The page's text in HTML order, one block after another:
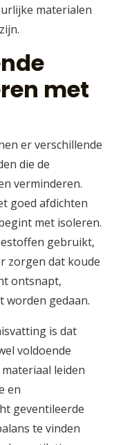
materialen
met
er verschillende
die de
verminderen.
goed afdichten
met isoleren.
gebruikt,
zorgen dat koude
ontsnapt,
worden gedaan.
is dat
voldoende
leiden
en
geventileerde
te vinden